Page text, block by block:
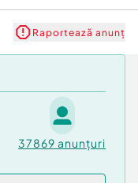
Raportează anunț
37869 anunțuri